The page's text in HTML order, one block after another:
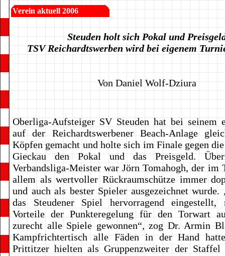
Verein aktuell 2006
Steuden holt sich Pokal und
TSV Reichardtswerben wird bei eigenem
Von Daniel Wolf-Dziura
Oberliga-Aufsteiger SV Steuden hat bei seinem
auf der Reichardtswerbener Beach-Anlage
Köpfen gemacht und holte sich im Finale gegen
Gieckau den Pokal und das Preisgeld.
Verbandsliga-Meister war Jörn Tomahogh, der im
allem als wertvoller Rückraumschütze immer
und auch als bester Spieler ausgezeichnet wurde.
das Steudener Spiel hervorragend
Vorteile der Punkteregelung für den Torwart
zurecht alle Spiele gewonnen“, zog Dr. Armin
Kampfrichtertisch alle Fäden in der Hand
Prittitzer hielten als Gruppenzweiter der